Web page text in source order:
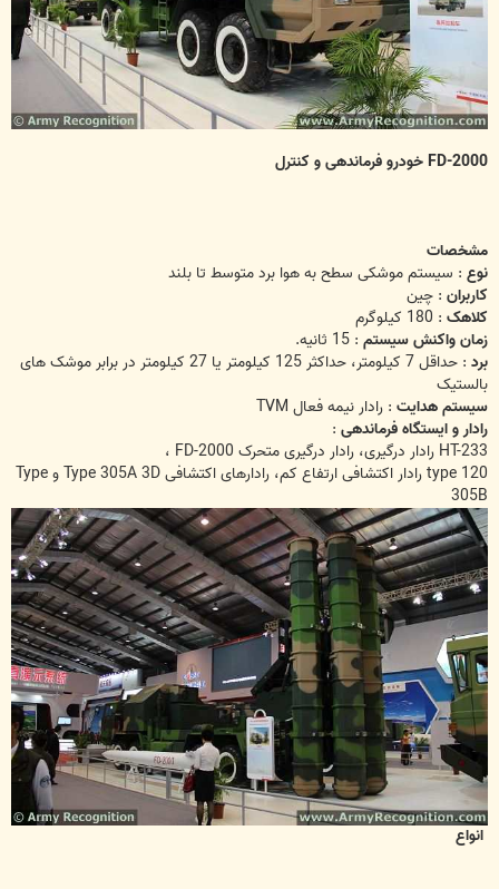
FD-2000 خودرو فرماندهی و کنترل
مشخصات
نوع : سیستم موشکی سطح به هوا برد متوسط ​​تا بلند
کاربران : چین
کلاهک : 180 کیلوگرم
زمان واکنش سیستم : 15 ثانیه.
برد
: حداقل 7 کیلومتر، حداکثر 125 کیلومتر یا 27 کیلومتر در برابر موشک های
بالستیک
سیستم هدایت : رادار نیمه فعال TVM
رادار و ایستگاه فرماندهی :
HT-233 رادار درگیری، رادار درگیری متحرک FD-2000 ،
type 120 رادار اکتشافی ارتفاع کم، رادارهای اکتشافی Type 305A 3D و Type
305B
انواع